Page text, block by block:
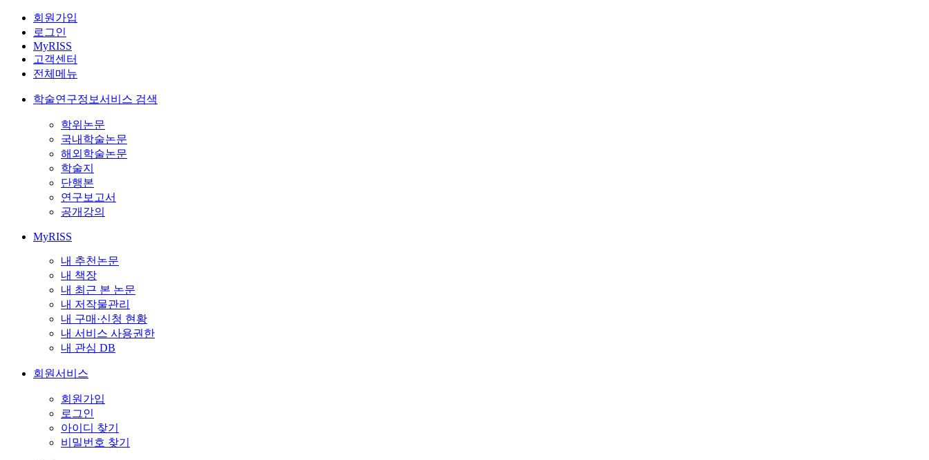
회원가입
로그인
MyRISS
고객센터
전체메뉴
학술연구정보서비스 검색
학위논문
국내학술논문
해외학술논문
학술지
단행본
연구보고서
공개강의
MyRISS
내 추천논문
내 책장
내 최근 본 논문
내 저작물관리
내 구매·신청 현황
내 서비스 사용권한
내 관심 DB
회원서비스
회원가입
로그인
아이디 찾기
비밀번호 찾기